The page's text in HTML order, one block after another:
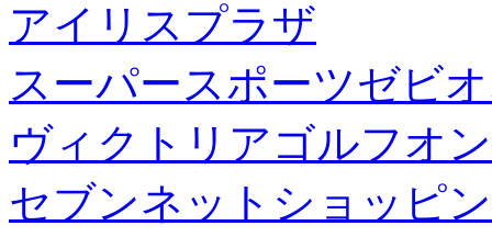
アイリスプラザ
スーパースポーツゼビ
ヴィクトリアゴルフオ
セブンネットショッピ